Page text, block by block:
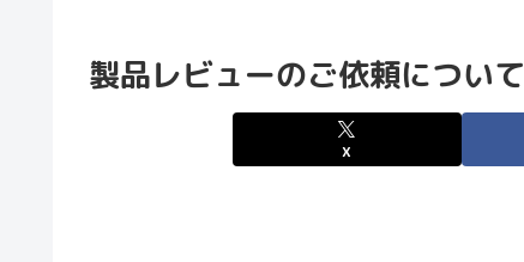
製品レビューのご依頼について
X